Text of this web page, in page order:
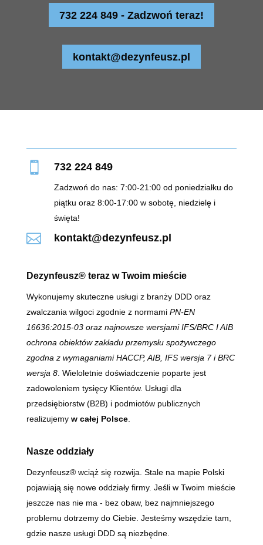
732 224 849 - Zadzwoń teraz!
kontakt@dezynfeusz.pl
 732 224 849
Zadzwoń do nas: 7:00-21:00 od poniedziałku do
piątku oraz 8:00-17:00 w sobotę, niedzielę i
święta!
 kontakt@dezynfeusz.pl
Dezynfeusz® teraz w Twoim mieście
Wykonujemy skuteczne usługi z branży DDD oraz
zwalczania wilgoci zgodnie z normami PN-EN
16636:2015-03 oraz najnowsze wersjami IFS/BRC I AIB
ochrona obiektów zakładu przemysłu spożywczego
zgodna z wymaganiami HACCP, AIB, IFS wersja 7 i BRC
wersja 8. Wieloletnie doświadczenie poparte jest
zadowoleniem tysięcy Klientów. Usługi dla
przedsiębiorstw (B2B) i podmiotów publicznych
realizujemy w całej Polsce.
Nasze oddziały
Dezynfeusz® wciąż się rozwija. Stale na mapie Polski
pojawiają się nowe oddziały firmy. Jeśli w Twoim mieście
jeszcze nas nie ma - bez obaw, bez najmniejszego
problemu dotrzemy do Ciebie. Jesteśmy wszędzie tam,
gdzie nasze usługi DDD są niezbędne.